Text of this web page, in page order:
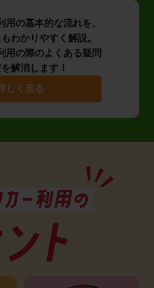
用の基本的な流れを、
わかりやすく解説。
用の際のよくある疑問
解消します！
しく見る